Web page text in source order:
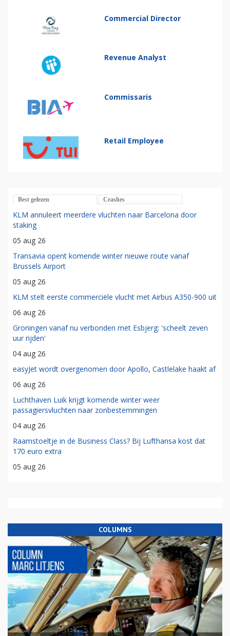
Commercial Director
Revenue Analyst
Commissaris
Retail Employee
Best gelezen Crashes
KLM annuleert meerdere vluchten naar Barcelona door
staking
05 aug 26
Transavia opent komende winter nieuwe route vanaf
Brussels Airport
05 aug 26
KLM stelt eerste commerciële vlucht met Airbus A350-900 uit
06 aug 26
Groningen vanaf nu verbonden met Esbjerg: 'scheelt zeven
uur rijden'
04 aug 26
easyJet wordt overgenomen door Apollo, Castlelake haakt af
06 aug 26
Luchthaven Luik krijgt komende winter weer
passagiersvluchten naar zonbestemmingen
04 aug 26
Raamstoeltje in de Business Class? Bij Lufthansa kost dat
170 euro extra
05 aug 26
COLUMNS